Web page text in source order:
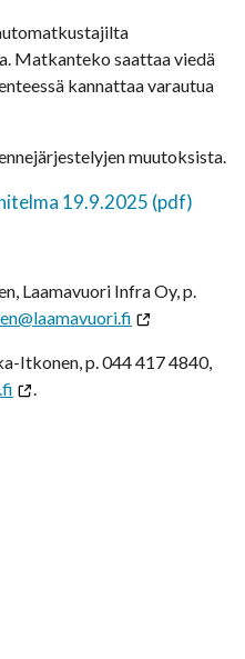
Matkanteko saattaa viedä
kannattaa varautua
muutoksista.
19.9.2025 (pdf)
Laamavuori Infra Oy, p.
Itkonen, p. 044 417 4840,
.